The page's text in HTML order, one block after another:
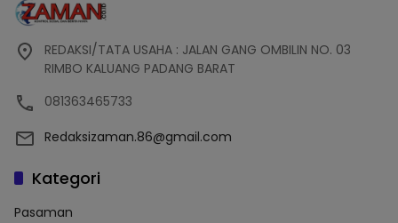
REDAKSI/TATA USAHA : JALAN GANG OMBILIN NO. 03
RIMBO KALUANG PADANG BARAT
081363465733
Redaksizaman.86@gmail.com
Kategori
Pasaman